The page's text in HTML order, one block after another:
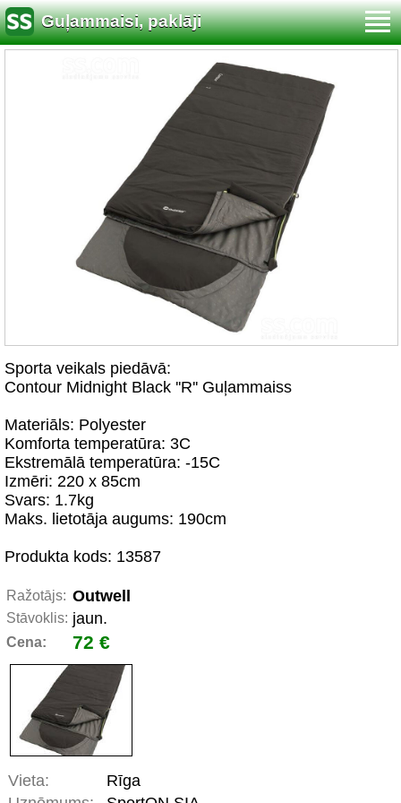
Guļammaisi, paklāji
Sporta veikals piedāvā:
Contour Midnight Black ''R'' Guļammaiss
Materiāls: Polyester
Komforta temperatūra: 3C
Ekstremālā temperatūra: -15C
Izmēri: 220 x 85cm
Svars: 1.7kg
Maks. lietotāja augums: 190cm
Produkta kods: 13587
Ražotājs: Outwell
Stāvoklis: jaun.
Cena: 72 €
Vieta:
Rīga